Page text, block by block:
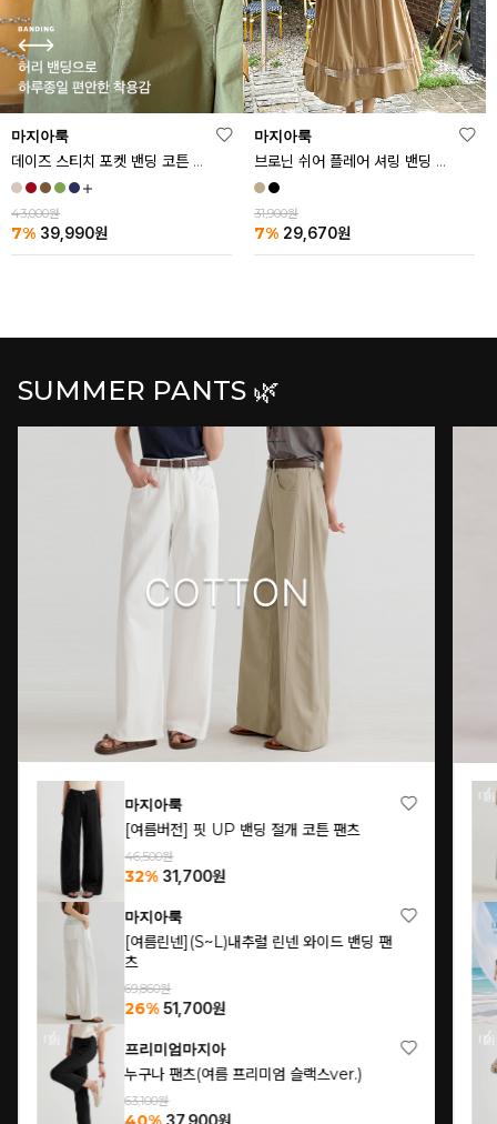
마지아룩
데이즈 스티치 포켓 밴딩 코튼 반바지
43,000원
7% 39,990원
마지아룩
브로닌 쉬어 플레어 셔링 밴딩 스커트
31,900원
7% 29,670원
SUMMER PANTS 🌿
마지아룩
[여름버전] 핏 UP 밴딩 절개 코튼 팬츠
46,500원
32% 31,700원
마지아룩
[여름린넨](S~L)내추럴 린넨 와이드 밴딩 팬
츠
69,860원
26% 51,700원
프리미엄마지아
누구나 팬츠(여름 프리미엄 슬랙스ver.)
63,100원
37,900원